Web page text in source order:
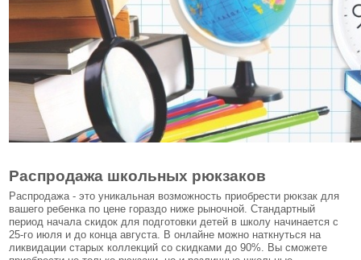
Распродажа школьных рюкзаков
Распродажа - это уникальная возможность приобрести рюкзак для
вашего ребенка по цене гораздо ниже рыночной. Стандартный
период начала скидок для подготовки детей в школу начинается с
25-го июля и до конца августа. В онлайне можно наткнуться на
ликвидации старых коллекций со скидками до 90%. Вы сможете